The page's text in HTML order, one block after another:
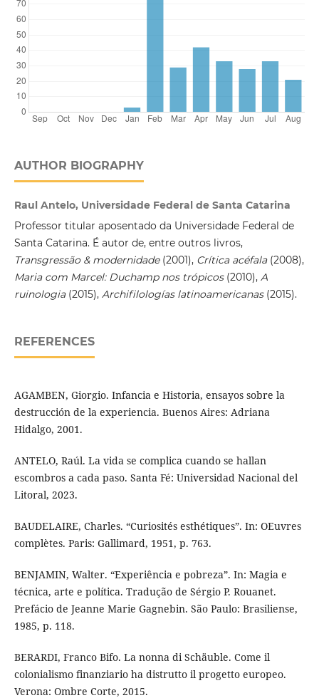
AUTHOR BIOGRAPHY
Raul Antelo, Universidade Federal de Santa Catarina
Professor titular aposentado da Universidade Federal de
Santa Catarina. É autor de, entre outros livros,
Transgressão & modernidade(2001), Crítica acéfala(2008),
Maria com Marcel: Duchamp nos trópicos(2010), A
ruinologia(2015), Archifilologías latinoamericanas(2015).
REFERENCES
AGAMBEN, Giorgio. Infancia e Historia, ensayos sobre la
destrucción de la experiencia. Buenos Aires: Adriana
Hidalgo, 2001.
ANTELO, Raúl. La vida se complica cuando se hallan
escombros a cada paso. Santa Fé: Universidad Nacional del
Litoral, 2023.
BAUDELAIRE, Charles. “Curiosités esthétiques”. In: OEuvres
complètes. Paris: Gallimard, 1951, p. 763.
BENJAMIN, Walter. “Experiência e pobreza”. In: Magia e
técnica, arte e política. Tradução de Sérgio P. Rouanet.
Prefácio de Jeanne Marie Gagnebin. São Paulo: Brasiliense,
1985, p. 118.
BERARDI, Franco Bifo. La nonna di Schäuble. Come il
colonialismo finanziario ha distrutto il progetto europeo.
Verona: Ombre Corte, 2015.